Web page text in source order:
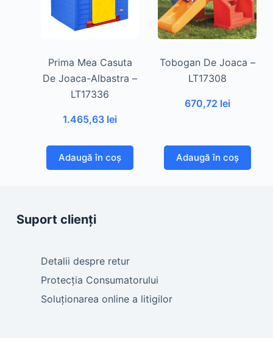
Prima Mea Casuta
De Joaca-Albastra –
LT17336
1.465,63 lei
Adaugă în coș
Tobogan De Joaca –
LT17308
670,72 lei
Adaugă în coș
Suport clienți
Detalii despre retur
Protecția Consumatorului
Soluționarea online a litigilor